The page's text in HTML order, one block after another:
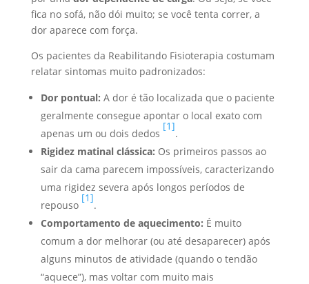
fica no sofá, não dói muito; se você tenta correr, a
dor aparece com força.
Os pacientes da Reabilitando Fisioterapia costumam
relatar sintomas muito padronizados:
Dor pontual: A dor é tão localizada que o paciente
geralmente consegue apontar o local exato com
apenas um ou dois dedos
[1]
.
Rigidez matinal clássica: Os primeiros passos ao
sair da cama parecem impossíveis, caracterizando
uma rigidez severa após longos períodos de
repouso
[1]
.
Comportamento de aquecimento: É muito
comum a dor melhorar (ou até desaparecer) após
alguns minutos de atividade (quando o tendão
“aquece”), mas voltar com muito mais